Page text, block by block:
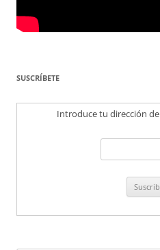
SUSCRÍBETE
Introduce tu dirección